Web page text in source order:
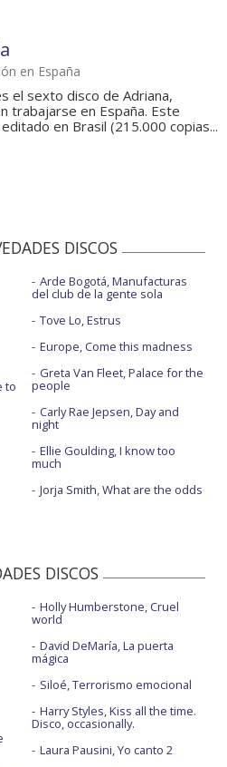
en España
el sexto disco de Adriana,
trabajarse en España. Este
en Brasil (215.000 copias...
DISCOS
to
Arde Bogotá, Manufacturas
del club de la gente sola
Tove Lo, Estrus
Europe, Come this madness
Greta Van Fleet, Palace for the
people
Carly Rae Jepsen, Day and
night
Ellie Goulding, I know too
much
Jorja Smith, What are the odds
DISCOS
Holly Humberstone, Cruel
world
David DeMaría, La puerta
mágica
Siloé, Terrorismo emocional
Harry Styles, Kiss all the time.
Disco, occasionally.
Laura Pausini, Yo canto 2